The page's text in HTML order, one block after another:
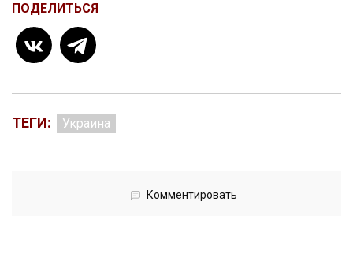
ПОДЕЛИТЬСЯ
ТЕГИ: Украина
Комментировать